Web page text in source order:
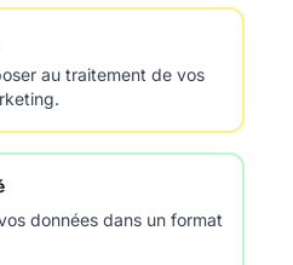
au traitement de vos
données dans un format